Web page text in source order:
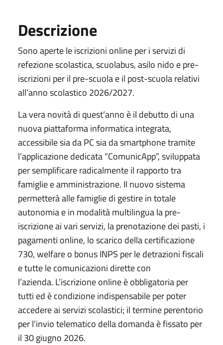
Descrizione
Sono aperte le iscrizioni online per i servizi di
refezione scolastica, scuolabus, asilo nido e pre-
iscrizioni per il pre-scuola e il post-scuola relativi
all’anno scolastico 2026/2027.
La vera novità di quest’anno è il debutto di una
nuova piattaforma informatica integrata,
accessibile sia da PC sia da smartphone tramite
l’applicazione dedicata “ComunicApp”, sviluppata
per semplificare radicalmente il rapporto tra
famiglie e amministrazione. Il nuovo sistema
permetterà alle famiglie di gestire in totale
autonomia e in modalità multilingua la pre-
iscrizione ai vari servizi, la prenotazione dei pasti, i
pagamenti online, lo scarico della certificazione
730, welfare o bonus INPS per le detrazioni fiscali
e tutte le comunicazioni dirette con
l’azienda. L’iscrizione online è obbligatoria per
tutti ed è condizione indispensabile per poter
accedere ai servizi scolastici; il termine perentorio
per l’invio telematico della domanda è fissato per
il 30 giugno 2026.